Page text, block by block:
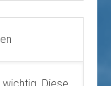
Diese